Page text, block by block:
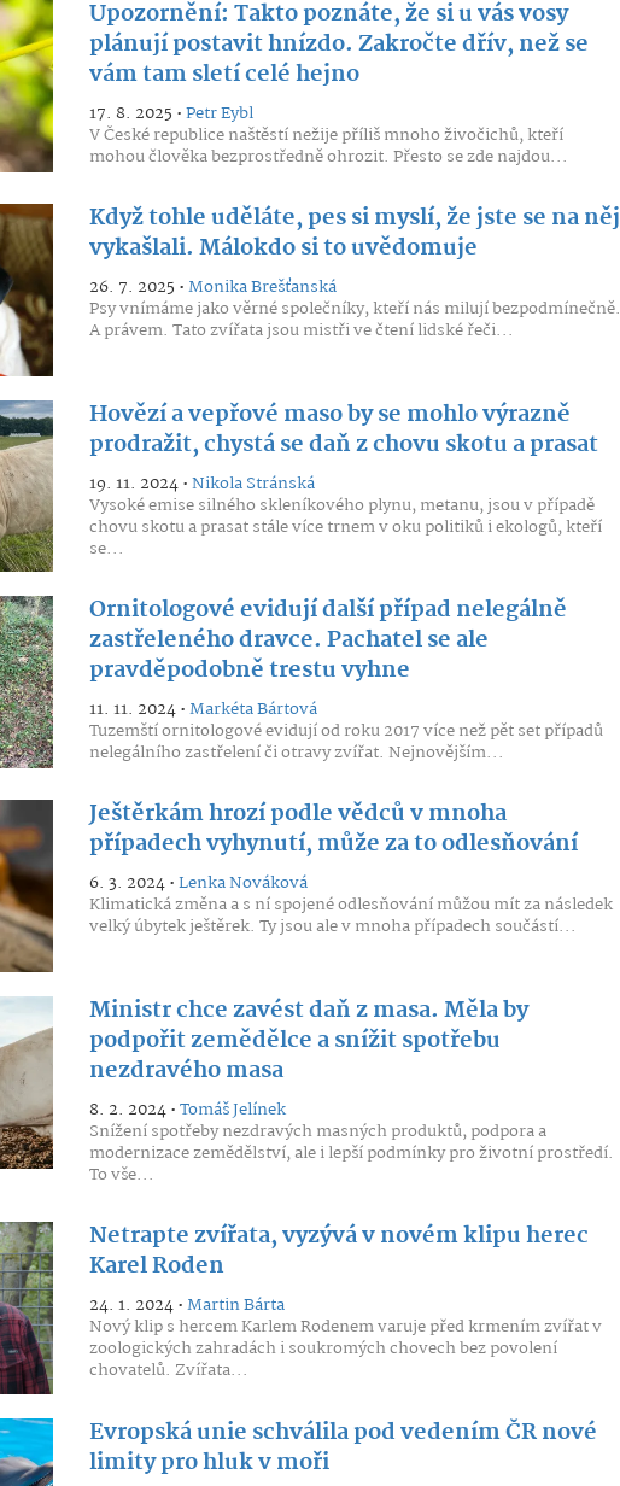
Upozornění: Takto poznáte, že si u vás vosy
plánují postavit hnízdo. Zakročte dřív, než se
vám tam sletí celé hejno
17. 8. 2025 •Petr Eybl
V České republice naštěstí nežije příliš mnoho živočichů, kteří
mohou člověka bezprostředně ohrozit. Přesto se zde najdou...
Když tohle uděláte, pes si myslí, že jste se na něj
vykašlali. Málokdo si to uvědomuje
26. 7. 2025 •Monika Brešťanská
Psy vnímáme jako věrné společníky, kteří nás milují bezpodmínečně.
A právem. Tato zvířata jsou mistři ve čtení lidské řeči...
Hovězí a vepřové maso by se mohlo výrazně
prodražit, chystá se daň z chovu skotu a prasat
19. 11. 2024 •Nikola Stránská
Vysoké emise silného skleníkového plynu, metanu, jsou v případě
chovu skotu a prasat stále více trnem v oku politiků i ekologů, kteří
se...
Ornitologové evidují další případ nelegálně
zastřeleného dravce. Pachatel se ale
pravděpodobně trestu vyhne
11. 11. 2024 •Markéta Bártová
Tuzemští ornitologové evidují od roku 2017 více než pět set případů
nelegálního zastřelení či otravy zvířat. Nejnovějším...
Ještěrkám hrozí podle vědců v mnoha
případech vyhynutí, může za to odlesňování
6. 3. 2024 •Lenka Nováková
Klimatická změna a s ní spojené odlesňování můžou mít za následek
velký úbytek ještěrek. Ty jsou ale v mnoha případech součástí...
Ministr chce zavést daň z masa. Měla by
podpořit zemědělce a snížit spotřebu
nezdravého masa
8. 2. 2024 •Tomáš Jelínek
Snížení spotřeby nezdravých masných produktů, podpora a
modernizace zemědělství, ale i lepší podmínky pro životní prostředí.
To vše...
Netrapte zvířata, vyzývá v novém klipu herec
Karel Roden
24. 1. 2024 •Martin Bárta
Nový klip s hercem Karlem Rodenem varuje před krmením zvířat v
zoologických zahradách i soukromých chovech bez povolení
chovatelů. Zvířata...
Evropská unie schválila pod vedením ČR nové
limity pro hluk v moři